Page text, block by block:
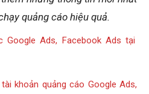
quảng cáo hiệu quả.
Google Ads, Facebook Ads tại
khoản quảng cáo Google Ads,